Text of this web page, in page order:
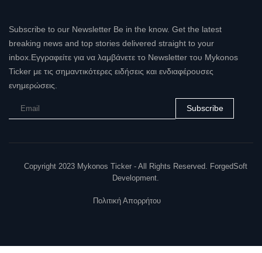
Subscribe to our Newsletter Be in the know. Get the latest
breaking news and top stories delivered straight to your
inbox.Εγγραφείτε για να λαμβάνετε το Newsletter του Mykonos
Ticker με τις σημαντικότερες ειδήσεις και ενδιαφέρουσες
ενημερώσεις.
Subscribe
Copyright 2023 Mykonos Ticker - All Rights Reserved. ForgedSoft
Development.
Πολιτική Απορρήτου